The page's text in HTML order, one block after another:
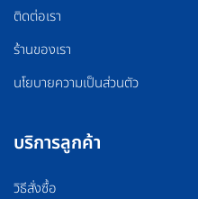
ติดต่อเรา
ร้านของเรา
นโยบายความเป็นส่วนตัว
บริการลูกค้า
วิธีสั่งซื้อ